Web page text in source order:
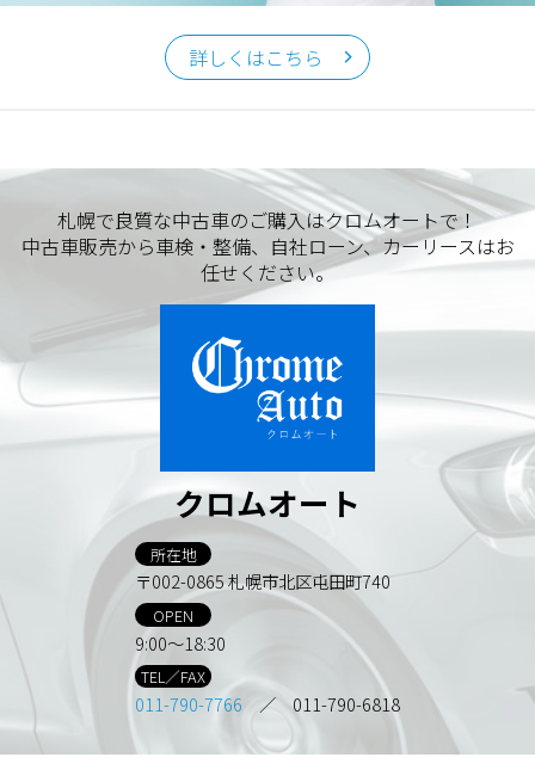
クロムオート
〒002-0865 札幌市北区屯田町740
TEL／011-790-7766FAX／011-790-6818
詳しくはこちら
札幌で良質な中古車のご購入はクロムオートで！
中古車販売から車検・整備、自社ローン、カーリースはお
任せください。
クロムオート
所在地
〒002-0865 札幌市北区屯田町740
OPEN
9:00～18:30
TEL／FAX
011-790-7766 ／ 011-790-6818